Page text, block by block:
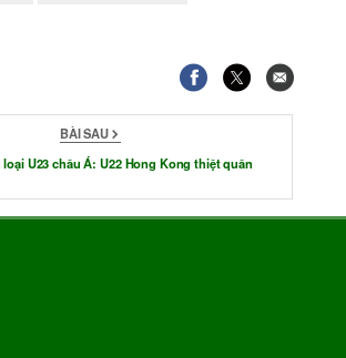
BÀI SAU
U23 châu Á: U22 Hong Kong thiệt quân